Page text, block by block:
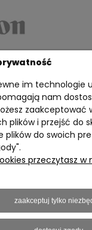
- Wszelkie
im technologie
nam
zaakceptować
plików i przejść do
plików do swoich
przeczytasz w
zaakceptuj tylko